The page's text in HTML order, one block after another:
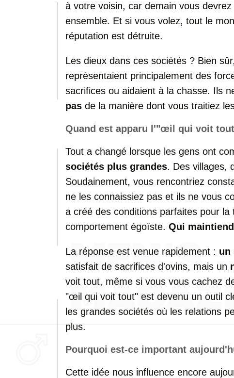
à votre voisin, car demain vous
ensemble. Et si vous volez, tout le
réputation est détruite.
Les dieux dans ces sociétés ? Bien
représentaient principalement des
sacrifices ou aidaient à la chasse. Ils
pas de la manière dont vous traitiez
Quand est apparu l'"œil qui voit
Tout a changé lorsque les gens ont
sociétés plus grandes. Des villages,
Soudainement, vous rencontriez
ne les connaissiez pas et ils ne vous
a créé des conditions parfaites pour
comportement égoïste. Qui
La réponse est venue rapidement : un
satisfait de sacrifices d'ovins, mais un
voit tout, même si vous vous cachez
"œil qui voit tout" est devenu un outil
les grandes sociétés où les relations
plus.
Pourquoi est-ce important
Cette idée nous influence encore